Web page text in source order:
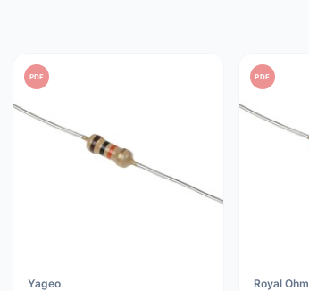
PDF
Yageo
PDF
Royal Ohm